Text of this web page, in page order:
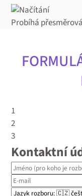
Probíhá
1
2
3
Kontaktní